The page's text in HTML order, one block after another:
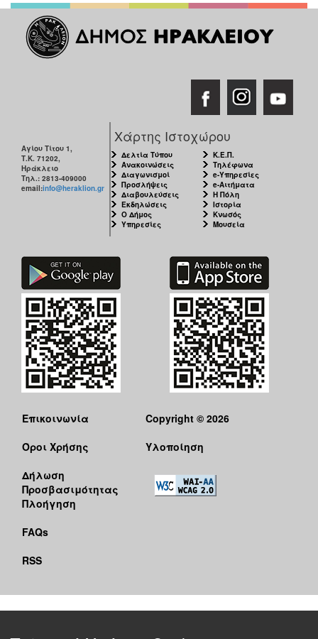
Αγίου Τίτου 1,
Τ.Κ. 71202,
Ηράκλειο
Τηλ.: 2813-409000
email:info@heraklion.gr
Χάρτης Ιστοχώρου
Δελτία Τύπου
Ανακοινώσεις
Διαγωνισμοί
Προσλήψεις
Διαβουλεύσεις
Εκδηλώσεις
Ο Δήμος
Υπηρεσίες
Κ.Ε.Π.
Τηλέφωνα
e-Υπηρεσίες
e-Αιτήματα
Η Πόλη
Ιστορία
Κνωσός
Μουσεία
Επικοινωνία
Όροι Χρήσης
Δήλωση
Προσβασιμότητας
Πλοήγηση
FAQs
RSS
Copyright © 2026
Υλοποίηση